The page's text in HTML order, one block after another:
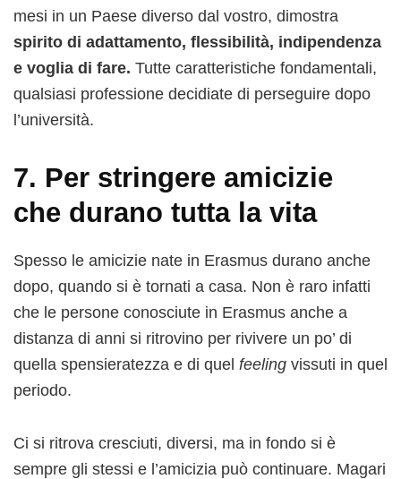
mesi in un Paese diverso dal vostro, dimostra
spirito di adattamento, flessibilità, indipendenza
e voglia di fare. Tutte caratteristiche fondamentali,
qualsiasi professione decidiate di perseguire dopo
l’università.
7. Per stringere amicizie
che durano tutta la vita
Spesso le amicizie nate in Erasmus durano anche
dopo, quando si è tornati a casa. Non è raro infatti
che le persone conosciute in Erasmus anche a
distanza di anni si ritrovino per rivivere un po’ di
quella spensieratezza e di quel feeling vissuti in quel
periodo.
Ci si ritrova cresciuti, diversi, ma in fondo si è
sempre gli stessi e l’amicizia può continuare. Magari